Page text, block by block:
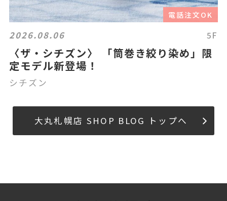
電話注文OK
2026.08.06 5F
〈ザ・シチズン〉 「筒巻き絞り染め」限
定モデル新登場！
シチズン
大丸札幌店 SHOP BLOG トップへ